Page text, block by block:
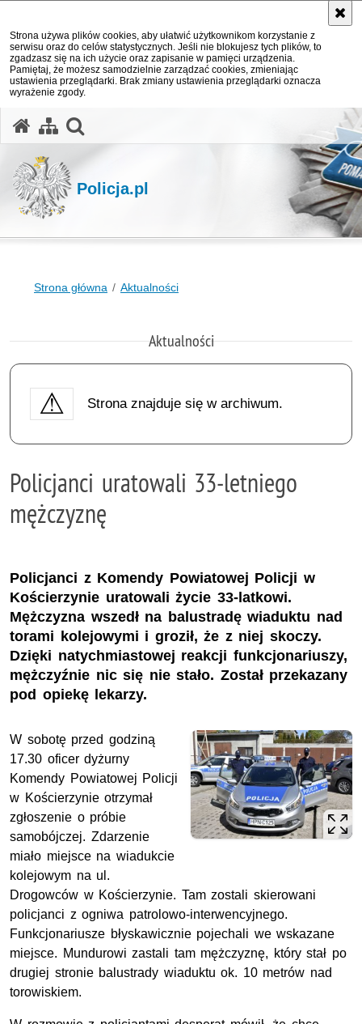
Strona używa plików cookies, aby ułatwić użytkownikom korzystanie z
serwisu oraz do celów statystycznych. Jeśli nie blokujesz tych plików, to
zgadzasz się na ich użycie oraz zapisanie w pamięci urządzenia.
Pamiętaj, że możesz samodzielnie zarządzać cookies, zmieniając
ustawienia przeglądarki. Brak zmiany ustawienia przeglądarki oznacza
wyrażenie zgody.
Policja.pl
Strona główna Aktualności
Aktualności
Strona znajduje się w archiwum.
Policjanci uratowali 33-letniego
mężczyznę
Policjanci z Komendy Powiatowej Policji w
Kościerzynie uratowali życie 33-latkowi.
Mężczyzna wszedł na balustradę wiaduktu nad
torami kolejowymi i groził, że z niej skoczy.
Dzięki natychmiastowej reakcji funkcjonariuszy,
mężczyźnie nic się nie stało. Został przekazany
pod opiekę lekarzy.
W sobotę przed godziną
17.30 oficer dyżurny
Komendy Powiatowej Policji
w Kościerzynie otrzymał
zgłoszenie o próbie
samobójczej. Zdarzenie
miało miejsce na wiadukcie
kolejowym na ul.
Drogowców w Kościerzynie. Tam zostali skierowani
policjanci z ogniwa patrolowo-interwencyjnego.
Funkcjonariusze błyskawicznie pojechali we wskazane
miejsce. Mundurowi zastali tam mężczyznę, który stał po
drugiej stronie balustrady wiaduktu ok. 10 metrów nad
torowiskiem.